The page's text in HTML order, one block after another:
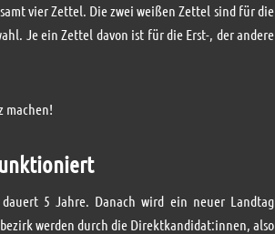
vier Zettel. Die zwei weißen Zettel sind für die
Je ein Zettel davon ist für die Erst-, der andere
machen!
dauert 5 Jahre. Danach wird ein neuer Landtag
werden durch die Direktkandidat:innen, also